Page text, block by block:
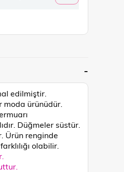
edilmiştir.
moda ürünüdür.
Düğmeler süstür.
Ürün renginde
olabilir.